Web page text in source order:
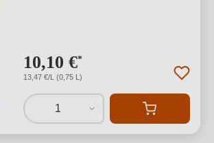
10,10 €*
13,47 €/L (0,75 L)
1